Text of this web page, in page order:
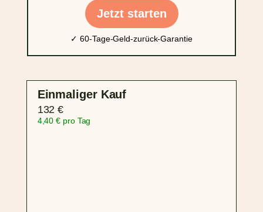
Jetzt starten
✓ 60-Tage-Geld-zurück-Garantie
Einmaliger Kauf
132 €
4,40 € pro Tag